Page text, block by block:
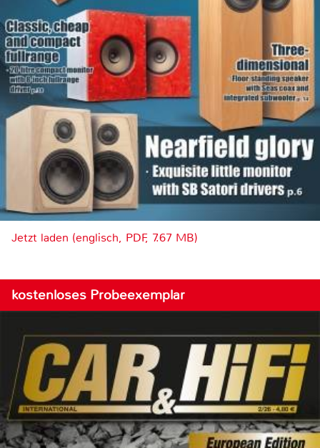
Jetzt laden (englisch, PDF, 7.67 MB)
kostenloses Probeexemplar